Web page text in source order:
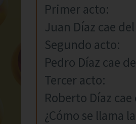
Primer acto:
Juan Díaz cae
Segundo acto:
Pedro Díaz cae
Tercer acto:
Roberto Díaz
¿Cómo se llama